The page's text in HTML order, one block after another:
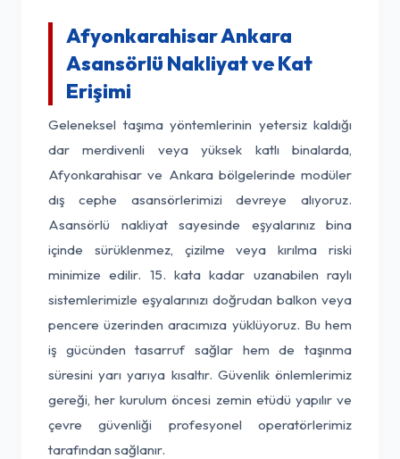
Afyonkarahisar Ankara
Asansörlü Nakliyat ve Kat
Erişimi
Geleneksel taşıma yöntemlerinin yetersiz kaldığı
dar merdivenli veya yüksek katlı binalarda,
Afyonkarahisar ve Ankara bölgelerinde modüler
dış cephe asansörlerimizi devreye alıyoruz.
Asansörlü nakliyat sayesinde eşyalarınız bina
içinde sürüklenmez, çizilme veya kırılma riski
minimize edilir. 15. kata kadar uzanabilen raylı
sistemlerimizle eşyalarınızı doğrudan balkon veya
pencere üzerinden aracımıza yüklüyoruz. Bu hem
iş gücünden tasarruf sağlar hem de taşınma
süresini yarı yarıya kısaltır. Güvenlik önlemlerimiz
gereği, her kurulum öncesi zemin etüdü yapılır ve
çevre güvenliği profesyonel operatörlerimiz
tarafından sağlanır.